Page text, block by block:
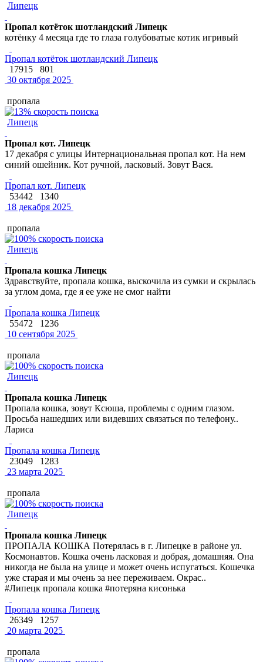
Липецк
Пропал котёток шотландский Липецк
котёнку 4 месяца где то глаза голубоватые котик игривый
Пропал котёток шотландский Липецк
17915
801
30 октября 2025
пропала
Липецк
Пропал кот. Липецк
17 декабря с улицы Интернациональная пропал кот. На нем
синий ошейник. Кот ручной, ласковый. Зовут Вася.
Пропал кот. Липецк
53442
1340
18 декабря 2025
пропала
Липецк
Пропала кошка Липецк
Здравствуйте, пропала кошка, выскочила из сумки и скрылась
за углом дома, где я ее уже не смог найти
Пропала кошка Липецк
55472
1236
10 сентября 2025
пропала
Липецк
Пропала кошка Липецк
Пропала кошка, зовут Ксюша, проблемы с одним глазом.
Просьба нашедших или видевших связаться по телефону..
Лариса
Пропала кошка Липецк
23049
1283
23 марта 2025
пропала
Липецк
Пропала кошка Липецк
ПРОПАЛА КОШКА Потерялась в г. Липецке в районе ул.
Космонавтов. Кошка очень ласковая и добрая, домашняя. Она
никогда не была на улице и может очень испугаться. Кошечка
уже старая и мы очень за нее переживаем. Окрас..
#Липецк пропала кошка #потеряна кисонька
Пропала кошка Липецк
26349
1257
20 марта 2025
пропала